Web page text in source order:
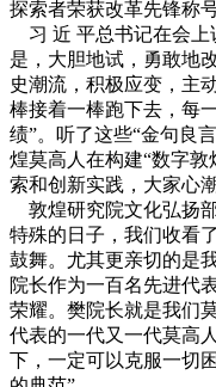
探索者荣获改革先锋称
习 近 平总书记在会上
是，大胆地试，勇敢地
史潮流，积极应变，主
棒接着一棒跑下去，每
绩”。听了这些“金句良
煌莫高人在构建“数字
索和创新实践，大家心
敦煌研究院文化弘扬
特殊的日子，我们收看
鼓舞。尤其更亲切的是
院长作为一百名先进代
荣耀。樊院长就是我们
代表的一代又一代莫高
下，一定可以克服一切